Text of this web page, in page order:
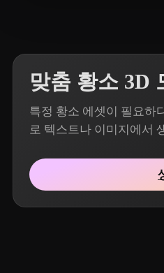
맞춤 황소 3D
특정 황소 에셋이 필요하
로 텍스트나 이미지에서